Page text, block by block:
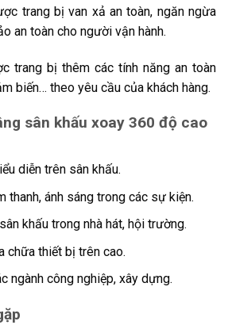
trang bị van xả an toàn, ngăn ngừa
an toàn cho người vận hành.
trang bị thêm các tính năng an toàn
biến… theo yêu cầu của khách hàng.
sân khấu xoay 360 độ cao
diễn trên sân khấu.
thanh, ánh sáng trong các sự kiện.
khấu trong nhà hát, hội trường.
chữa thiết bị trên cao.
ngành công nghiệp, xây dựng.